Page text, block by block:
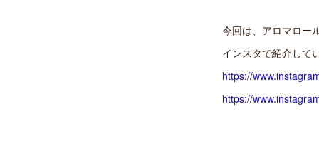
今回は、アロマロー
インスタで紹介して
https://
https://